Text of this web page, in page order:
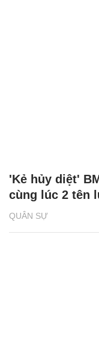
QUÂN SỰ
'Kẻ hủy diệt'
cùng lúc 2 tên